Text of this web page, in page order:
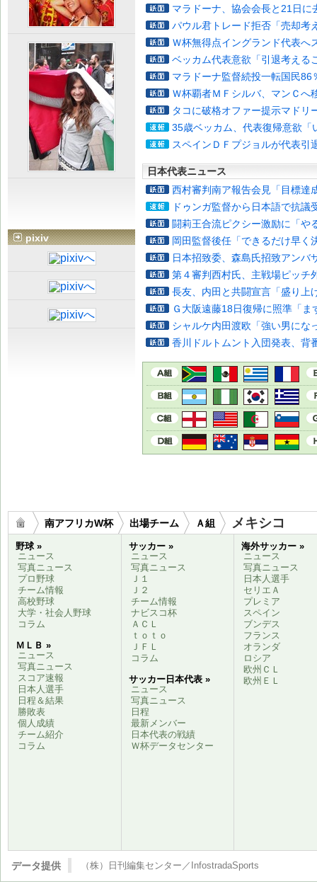
マラドーナ、協会会長と21日に
パウル君トレード拒否「売却考
Ｗ杯無得点イングランド代表へ
ベッカム代表意欲「引退考える
マラドーナ監督続投一転国民86
Ｗ杯覇者ＭＦシルバ、マンＣへ
タコに破格オファー提示マドリ
35歳ベッカム、代表復帰意欲「
スペインＤＦプジョルが代表引
日本代表ニュース
西村審判南ア報告会見「目標達
ドゥンガ監督から日本語で抗議
闘莉王合流ピクシー激励に「や
岡田監督後任「できるだけ早く
日本招致委、森島氏招致アンバ
第４審判西村氏、主戦場ピッチ
長友、内田と共闘宣言「盛り上
Ｇ大阪遠藤18日復帰に照準「ま
シャルケ内田渡欧「強い男にな
香川ドルトムント入団発表、背
pixiv
南アフリカW杯 出場チーム Ａ組 メキシコ
野球 »
ニュース
写真ニュース
プロ野球
チーム情報
高校野球
大学・社会人野球
コラム
ＭＬＢ »
ニュース
写真ニュース
スコア速報
日本人選手
日程＆結果
勝敗表
個人成績
チーム紹介
コラム
サッカー »
ニュース
写真ニュース
Ｊ１
Ｊ２
チーム情報
ナビスコ杯
ＡＣＬ
ｔｏｔｏ
ＪＦＬ
コラム
サッカー日本代表 »
ニュース
写真ニュース
日程
最新メンバー
日本代表の戦績
Ｗ杯データセンター
海外サッカー »
ニュース
写真ニュース
日本人選手
セリエＡ
プレミア
スペイン
ブンデス
フランス
オランダ
ロシア
欧州ＣＬ
欧州ＥＬ
データ提供 （株）日刊編集センター／InfostradaSports